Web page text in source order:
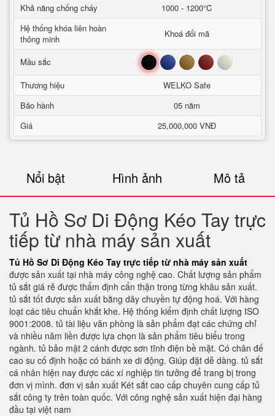
Khả năng chống cháy
1000 - 1200°C
Hệ thống khóa liên hoàn
thông minh
Khoá đổi mã
Mầu sắc Đen Xanh Nâu Đỏ Trắng
Thương hiệu
WELKO Safe
Bảo hành
05 năm
Giá
25,000,000 VNĐ
Nổi bật Hình ảnh Mô tả
Tủ Hồ Sơ Di Động Kéo Tay trực
tiếp từ nhà máy sản xuất
Tủ Hồ Sơ Di Động Kéo Tay trực tiếp từ nhà máy sản xuất
được sản xuất tại nhà máy công nghệ cao. Chất lượng sản phẩm
tủ sắt giá rẻ được thẩm định cẩn thận trong từng khâu sản xuất.
tủ sắt tốt được sản xuất bằng dây chuyền tự động hoá. Với hàng
loạt các tiêu chuẩn khắt khe. Hệ thống kiểm định chất lượng ISO
9001:2008. tủ tài liệu văn phòng là sản phẩm đạt các chứng chỉ
và nhiều năm liền được lựa chọn là sản phẩm tiêu biểu trong
ngành. tủ bảo mật 2 cánh được sơn tĩnh điện bề mặt. Có chân đế
cao su cố định hoặc có bánh xe di động. Giúp đặt dễ dàng. tủ sắt
cá nhân hiện nay được các xí nghiệp tin tưởng để trang bị trong
đơn vị mình. đơn vị sản xuất Két sắt cao cấp chuyên cung cấp tủ
sắt công ty trên toàn quốc. Với công nghệ sản xuất hiện đại hàng
đầu tại việt nam